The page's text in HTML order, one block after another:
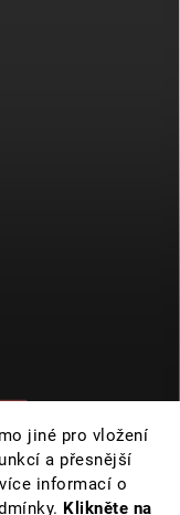
jiné pro vložení
a přesnější
informací o
Klikněte na